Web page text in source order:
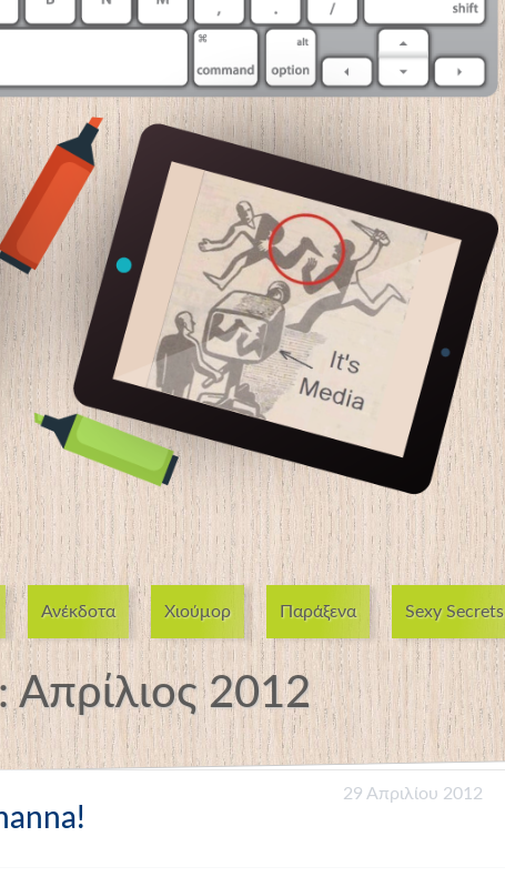
Ανέκδοτα Χιούμορ Παράξενα Sexy Secrets
Απρίλιος 2012
29 Απριλίου 2012